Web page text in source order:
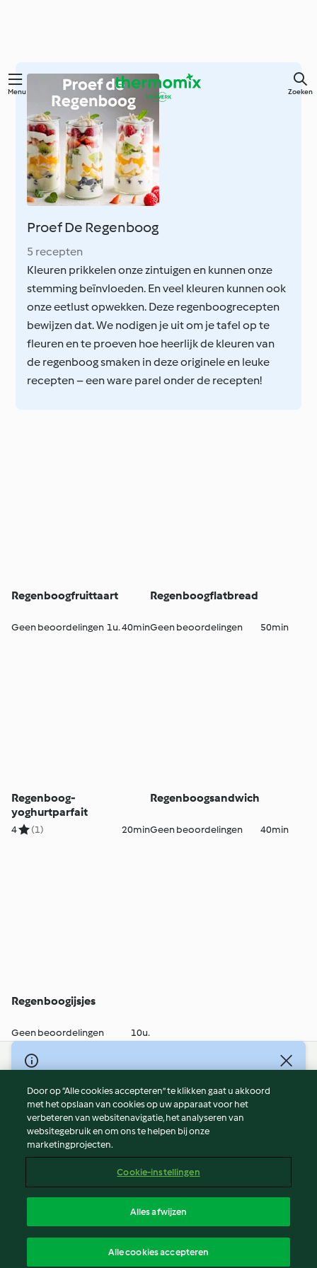
Overslaan
hoofdinhoud
Menu Zoeken
Proef De Regenboog
5 recepten
Kleuren prikkelen onze zintuigen en kunnen onze
stemming beïnvloeden. En veel kleuren kunnen ook
onze eetlust opwekken. Deze regenboogrecepten
bewijzen dat. We nodigen je uit om je tafel op te
fleuren en te proeven hoe heerlijk de kleuren van
de regenboog smaken in deze originele en leuke
recepten – een ware parel onder de recepten!
Regenboogfruittaart
Geen beoordelingen 1u. 40min
Regenboogflatbread
Geen beoordelingen 50min
Regenboog-
yoghurtparfait
4 (1) 20min
Regenboogsandwich
Geen beoordelingen 40min
Regenboogijsjes
Geen beoordelingen 10u.
© Copyright 2026
Gebruiksvoorwaarden
Privacybeleid
Disclaimer
Colofon
Verslag Inhoud
Toegankelijkheidsverklaring
Door op “Alle cookies accepteren” te klikken gaat u akkoord
met het opslaan van cookies op uw apparaat voor het
verbeteren van websitenavigatie, het analyseren van
websitegebruik en om ons te helpen bij onze
marketingprojecten.
Cookie-instellingen
Alles afwijzen
Alle cookies accepteren